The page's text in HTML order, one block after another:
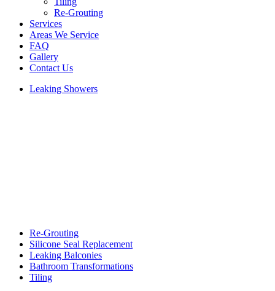
Re-Grouting
Services
Areas We Service
FAQ
Gallery
Contact Us
Leaking Showers
Re-Grouting
Silicone Seal Replacement
Leaking Balconies
Bathroom Transformations
Tiling